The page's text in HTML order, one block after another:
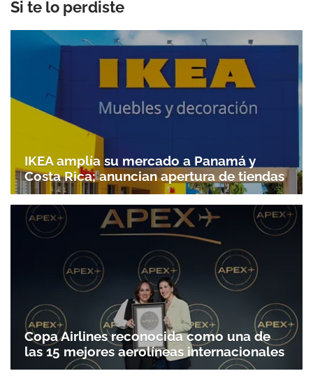
Si te lo perdiste
IKEA amplía su mercado a Panamá y
Costa Rica; anuncian apertura de tiendas
Copa Airlines reconocida como una de
las 15 mejores aerolíneas internacionales